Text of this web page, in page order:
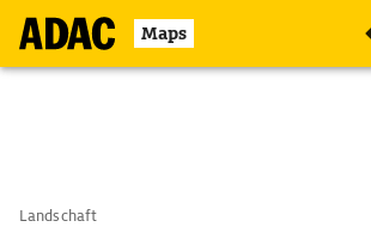
Maps
Landschaft